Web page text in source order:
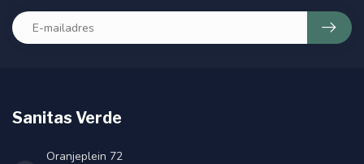
Sanitas Verde
Oranjeplein 72